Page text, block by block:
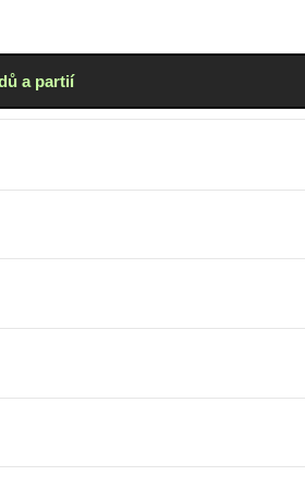
a partií